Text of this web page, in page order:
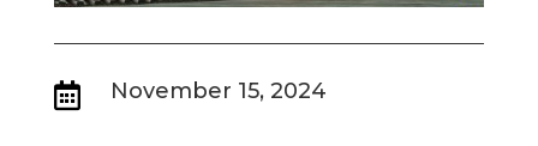
 November 15, 2024